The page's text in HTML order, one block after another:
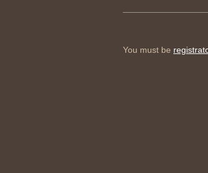
You must be